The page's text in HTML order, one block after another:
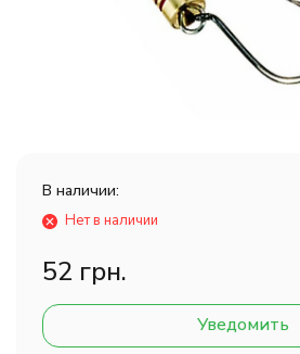
В наличии:
Нет в наличии
52 грн.
Уведомить